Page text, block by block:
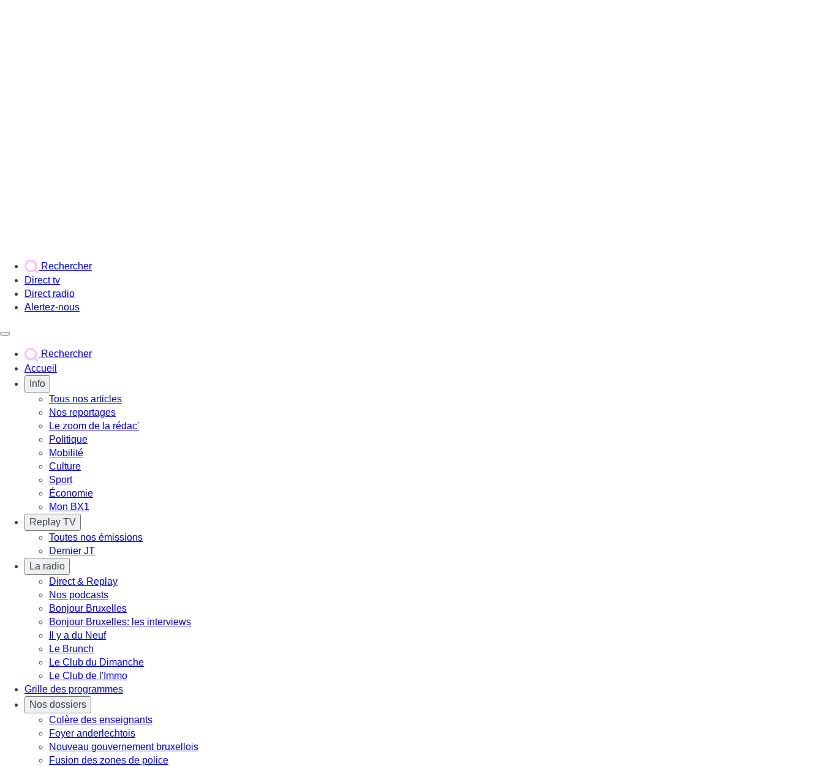
Rechercher
Direct tv
Direct radio
Alertez-nous
Rechercher
Accueil
Info
Tous nos articles
Nos reportages
Le zoom de la rédac'
Politique
Mobilité
Culture
Sport
Économie
Mon BX1
Replay TV
Toutes nos émissions
Dernier JT
La radio
Direct & Replay
Nos podcasts
Bonjour Bruxelles
Bonjour Bruxelles: les interviews
Il y a du Neuf
Le Brunch
Le Club du Dimanche
Le Club de l'Immo
Grille des programmes
Nos dossiers
Colère des enseignants
Foyer anderlechtois
Nouveau gouvernement bruxellois
Fusion des zones de police